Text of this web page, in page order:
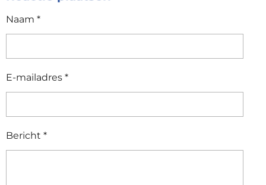
Naam *
E-mailadres *
Bericht *